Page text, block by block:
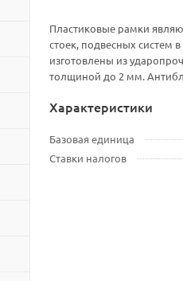
Пластиковые рамки
стоек, подвесных систем
изготовлены из
толщиной до 2 мм.
Характеристики
Базовая единица
Ставки налогов